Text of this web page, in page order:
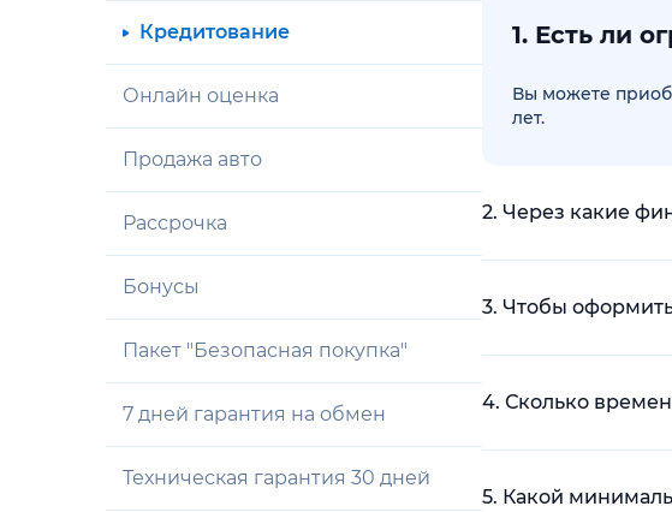
Кредитование
Онлайн оценка
Продажа авто
Рассрочка
Бонусы
Пакет "Безопасная покупка"
7 дней гарантия на обмен
Техническая гарантия 30 дней
1. Есть ли
Вы можете
лет.
2. Через какие
3. Чтобы
4. Сколько
5. Какой